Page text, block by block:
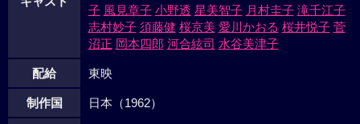
子 風見章子 小野透 星美智子 月村圭子 滝千江子
志村妙子 須藤健 桜京美 愛川かおる 桜井悦子 菅
沼正 岡本四郎 河合絃司 水谷美津子
配給 東映
制作国 日本（1962）